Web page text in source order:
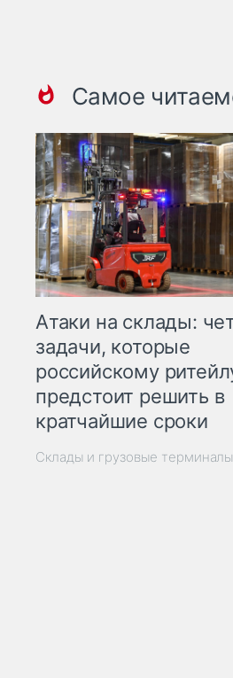
Самое
Атаки на склады:
задачи, которые
российскому
предстоит решить в
кратчайшие сроки
Склады и грузовые терминалы